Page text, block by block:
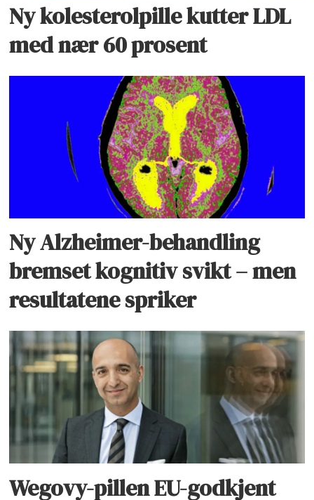
Ny kolesterolpille kutter LDL
med nær 60 prosent
Ny Alzheimer-behandling
bremset kognitiv svikt – men
resultatene spriker
Wegovy-pillen EU-godkjent